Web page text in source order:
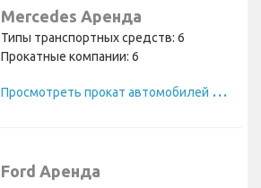
Mercedes Аренда
Типы транспортных средств: 6
Прокатные компании: 6
П
росмотреть прокат автомобилей Mercedes
Ford Аренда